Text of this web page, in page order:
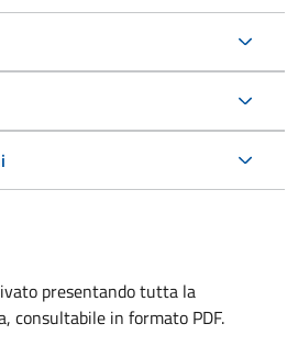
presentando tutta la
consultabile in formato PDF.